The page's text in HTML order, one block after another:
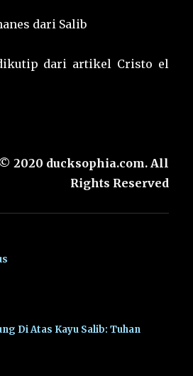
dari Salib
dari artikel Cristo el
2020 ducksophia.com. All
Rights Reserved
Di Atas Kayu Salib: Tuhan